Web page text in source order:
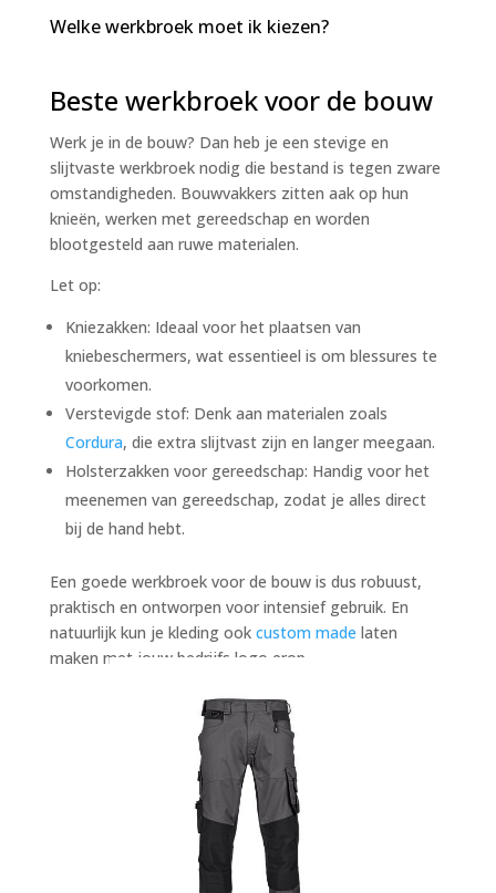
Welke werkbroek moet ik kiezen?
Beste werkbroek voor de bouw
Werk je in de bouw? Dan heb je een stevige en
slijtvaste werkbroek nodig die bestand is tegen zware
omstandigheden. Bouwvakkers zitten aak op hun
knieën, werken met gereedschap en worden
blootgesteld aan ruwe materialen.
Let op:
Kniezakken: Ideaal voor het plaatsen van
kniebeschermers, wat essentieel is om blessures te
voorkomen.
Verstevigde stof: Denk aan materialen zoals
Cordura, die extra slijtvast zijn en langer meegaan.
Holsterzakken voor gereedschap: Handig voor het
meenemen van gereedschap, zodat je alles direct
bij de hand hebt.
Een goede werkbroek voor de bouw is dus robuust,
praktisch en ontworpen voor intensief gebruik. En
natuurlijk kun je kleding ook custom made laten
maken met jouw bedrijfs logo erop.